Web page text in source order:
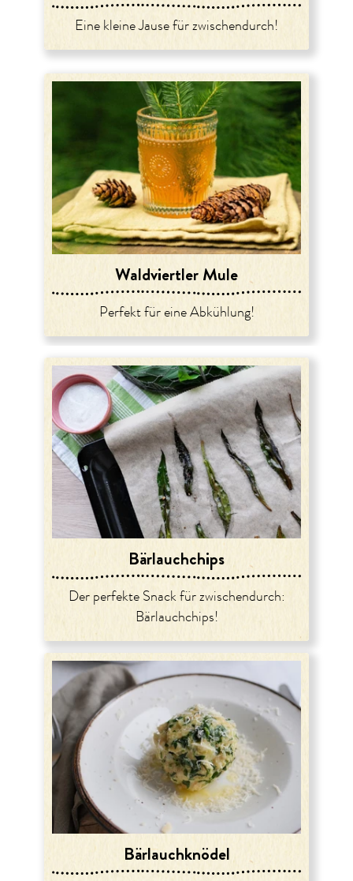
Eine kleine Jause für zwischendurch!
Waldviertler Mule
Perfekt für eine Abkühlung!
Bärlauchchips
Der perfekte Snack für zwischendurch:
Bärlauchchips!
Bärlauchknödel